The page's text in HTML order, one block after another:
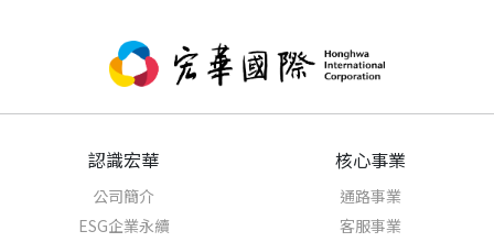
認識宏華
公司簡介
ESG企業永續
核心事業
通路事業
客服事業